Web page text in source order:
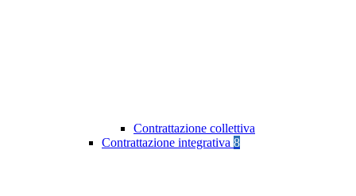
Contrattazione collettiva
Contrattazione integrativa 8